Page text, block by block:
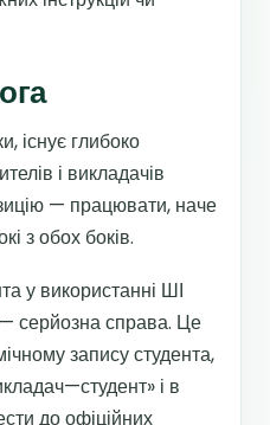
існує глибоко
і викладачів
— працювати, наче
з обох боків.
у використанні ШІ
— серйозна справа. Це
запису студента,
і в
до офіційних